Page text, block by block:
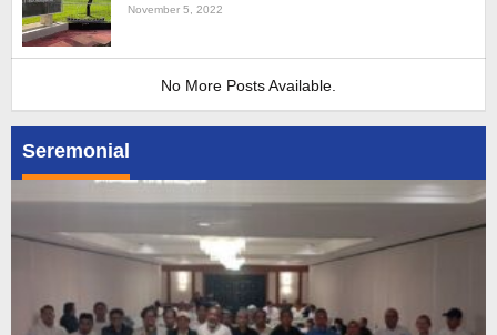
Seremonial
November 5, 2022
No More Posts Available.